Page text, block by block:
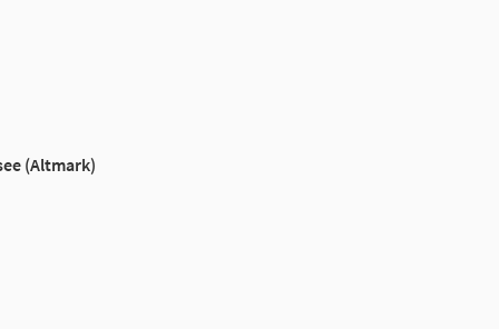
(Altmark)